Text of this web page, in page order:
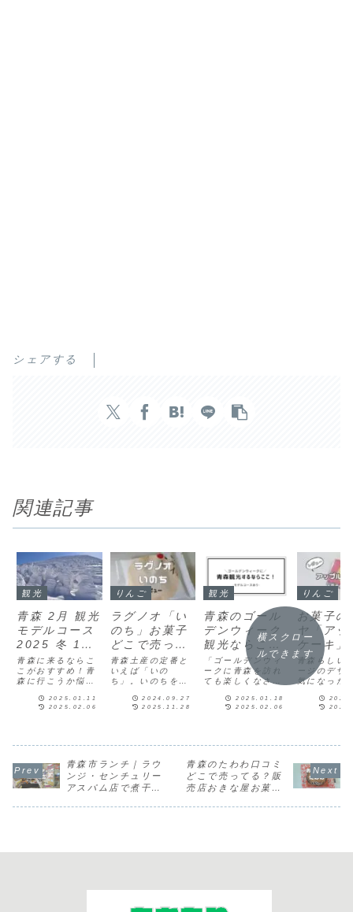
シェアする
関連記事
観光
青森 2月 観光
モデルコース
2025 冬 1泊
2日
青森に来るならこ
こがおすすめ！青
森に行こうか悩ん
たらいいんだろ
う...。そんなとき
ように寒い青森の
冬は、美味しい地
酒で心から温まり
ませんか？案内人
2025.01.11
2025.02.06
りんご
ラグノオ「い
のち」お菓子
どこで売って
る？販売店
【レビュー】
種類
青森土産の定番と
いえば「いの
ち」。いのちを知
な商品なのか」
「買って後悔しな
美味しい食べ物で
す。いったいどん
なモノなのか、実
際のレビューを紹
2024.09.27
2025.11.28
観光
青森のゴール
デンウィーク
観光ならこ
こ！自然・文
化・グルメが
揃う旅へ【モ
デルコース】
「ゴールデンウィ
ークに青森を訪れ
ても楽しくなさそ
以外なにもないイ
メージですが、子
揃うエリアでもあ
るんです！今回
は、ゴールデンウ
ィークにぜひ訪れ
2025.01.18
2025.02.06
りんご
お菓子の
ヤ「アッ
ケーキ」
コミ・写
ビュー
青森らしい
ージのデザ
気になった
プルケーキ
べてみまし
「アップル
キ」は、刻
んごが底面
横スクロー
ルできます
青森市ランチ｜ラウ
ンジ・センチュリー
アスパム店で煮干し
青森のたわわ口コミ
どこで売ってる？販
売店おきな屋お菓子